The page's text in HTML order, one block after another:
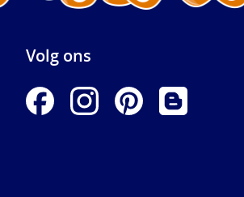
Volg ons